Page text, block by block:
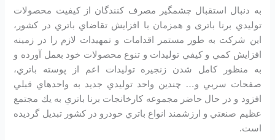
به دنبال استقبال چشمگير مصرف كنندگان از كيفيت محصولات
توليدي برنا باتری و همزمان با افزايش تقاضاي باتري در كشور،
اين شرکت به طور مستمر اقدامات و تمهيدات لازم را در زمينه
افزايش كمي و كيفي توليدات و تنوع محصولات خود بعمل آورده و
به منظور كامل شدن زنجيره توليدات اعم از پوسته باتري،
صفحات سربي و… چندين واحد توليدي جديد به واحدهاي قبلي
افزود و در حال حاضر مجموعه كارخانجات برنا باتري به يك مجتمع
عظيم صنعتي و ارزشمند انواع باتري خودرو در کشور تبديل گرديده
است.